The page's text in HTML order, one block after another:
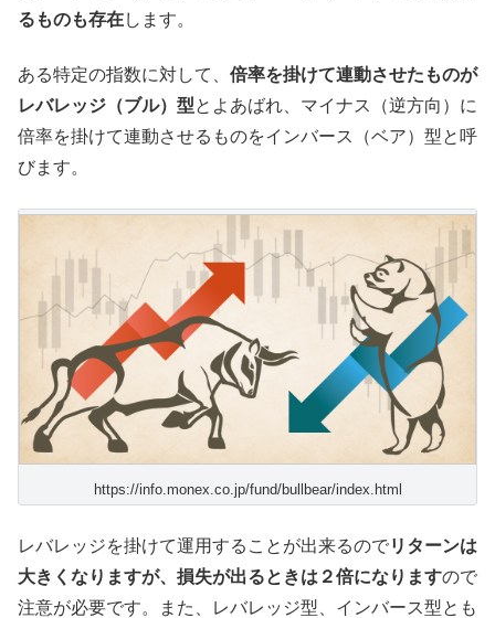
るものも存在します。
ある特定の指数に対して、 倍率を掛けて連動させたものが
レバレッジ（ブル）型とよあばれ、マイナス（逆方向）に
倍率を掛けて連動させるものをインバース（ベア）型と呼
びます。
https://info.monex.co.jp/fund/bullbear/index.html
レバレッジを掛けて運用することが出来るのでリターンは
大きくなりますが、損失が出るときは２倍になりますので
注意が必要です。また、レバレッジ型、インバース型とも